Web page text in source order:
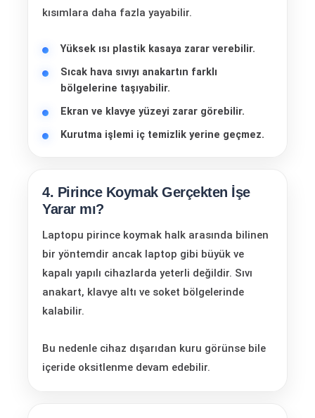
kısımlara daha fazla yayabilir.
Yüksek ısı plastik kasaya zarar verebilir.
Sıcak hava sıvıyı anakartın farklı
bölgelerine taşıyabilir.
Ekran ve klavye yüzeyi zarar görebilir.
Kurutma işlemi iç temizlik yerine geçmez.
4. Pirince Koymak Gerçekten İşe
Yarar mı?
Laptopu pirince koymak halk arasında bilinen
bir yöntemdir ancak laptop gibi büyük ve
kapalı yapılı cihazlarda yeterli değildir. Sıvı
anakart, klavye altı ve soket bölgelerinde
kalabilir.
Bu nedenle cihaz dışarıdan kuru görünse bile
içeride oksitlenme devam edebilir.